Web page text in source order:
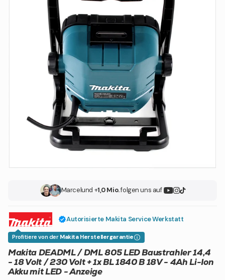
Marcelund +1,0 Mio.folgen uns auf
Autorisierte Makita Service Werkstatt
Profitiere von der Makita Herstellergarantie
Makita DEADML / DML 805 LED Baustrahler 14,4
- 18 Volt / 230 Volt + 1x BL 1840 B 18V - 4Ah Li-Ion
Akku mit LED - Anzeige